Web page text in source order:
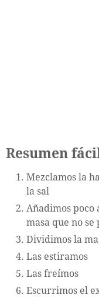
Resumen
Mezclamos la
la sal
Añadimos poco
masa que no se
Dividimos la
Las estiramos
Las freímos
Escurrimos el